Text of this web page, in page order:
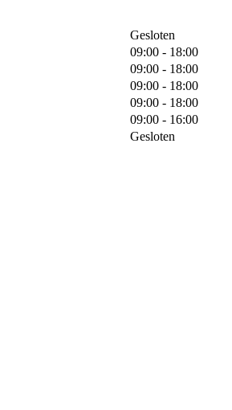
Gesloten
09:00 - 18:00
09:00 - 18:00
09:00 - 18:00
09:00 - 18:00
09:00 - 16:00
Gesloten